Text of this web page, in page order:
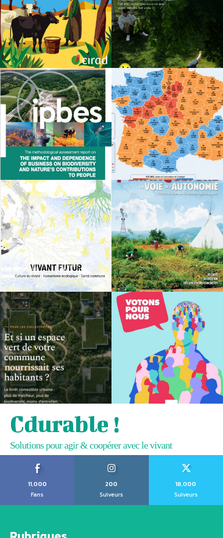
Cdurable !
Solutions pour agir & coopérer avec le vivant
11,000
Fans
200
Suiveurs
18,000
Suiveurs